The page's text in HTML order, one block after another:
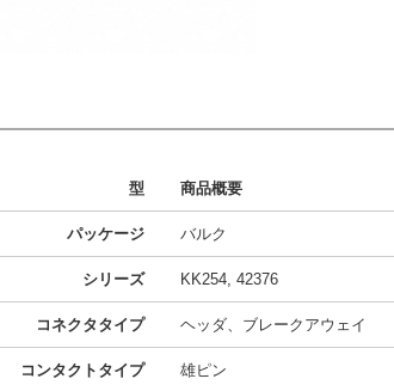
型 商品概要
パッケージ バルク
シリーズ KK254, 42376
コネクタタイプ ヘッダ、ブレークアウェイ
コンタクトタイプ 雄ピン